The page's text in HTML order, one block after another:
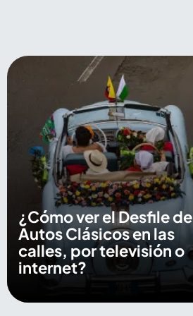
¿Cómo ver el Desfile de
Autos Clásicos en las
calles, por televisión o
internet?